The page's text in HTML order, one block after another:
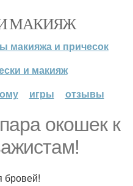
МАКИЯЖ
макияжа и причесок
и макияж
игры отзывы
окошек к
бровей!